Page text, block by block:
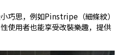
巧思，例如Pinstripe（細條紋）
使用者也能享受改裝樂趣，提供